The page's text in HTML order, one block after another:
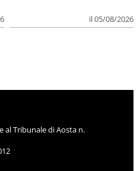
il 05/08/2026
al Tribunale di Aosta n.